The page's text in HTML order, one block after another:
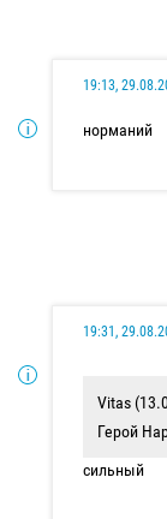
19:13,
норманий
19:31,
Vitas
Герой
сильный